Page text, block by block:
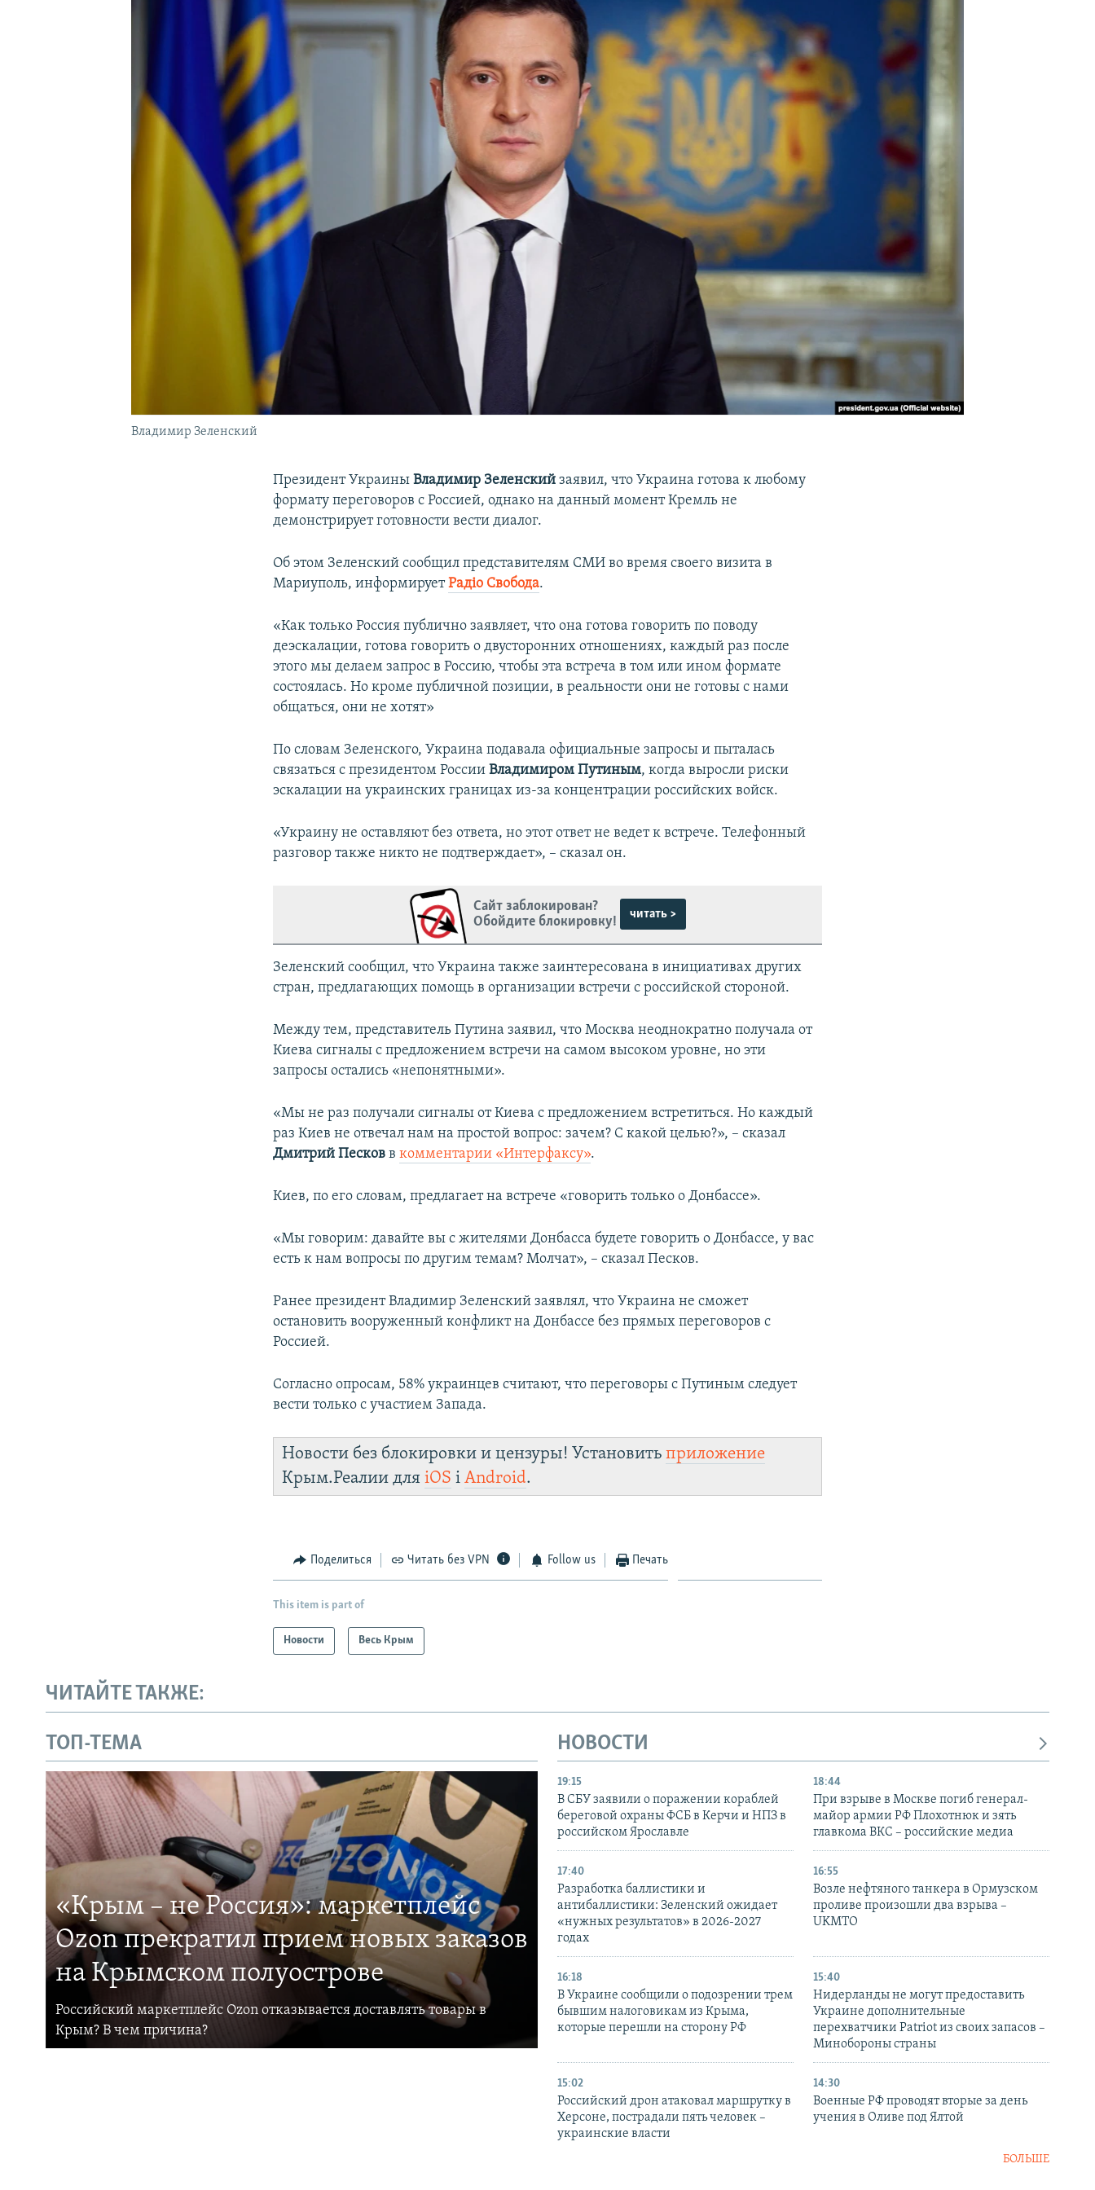
УКРАИНСКАЯ ПРОБЛЕМА КРЫМА
Владимир Зеленский
Президент УкраиныВладимир Зеленский заявил, что Украина готова к любому
формату переговоров с Россией, однако на данный момент Кремль не
демонстрирует готовности вести диалог.
Об этом Зеленский сообщил представителям СМИ во время своего визита в
Мариуполь, информируетРадіо Свобода.
«Как только Россия публично заявляет, что она готова говорить по поводу
деэскалации, готова говорить о двусторонних отношениях, каждый раз после
этого мы делаем запрос в Россию, чтобы эта встреча в том или ином формате
состоялась. Но кроме публичной позиции, в реальности они не готовы с нами
общаться, они не хотят»
По словам Зеленского, Украина подавала официальные запросы и пыталась
связаться с президентом РоссииВладимиром Путиным, когда выросли риски
эскалации на украинских границах из-за концентрации российских войск.
«Украину не оставляют без ответа, но этот ответ не ведет к встрече. Телефонный
разговор также никто не подтверждает», – сказал он.
Сайт заблокирован?
Обойдите блокировку!
читать >
Зеленский сообщил, что Украина также заинтересована в инициативах других
стран, предлагающих помощь в организации встречи с российской стороной.
Между тем, представитель Путина заявил, что Москва неоднократно получала от
Киева сигналы с предложением встречи на самом высоком уровне, но эти
запросы остались «непонятными».
«Мы не раз получали сигналы от Киева с предложением встретиться. Но каждый
раз Киев не отвечал нам на простой вопрос: зачем? С какой целью?», – сказал
Дмитрий Песковвкомментарии «Интерфаксу».
Киев, по его словам, предлагает на встрече «говорить только о Донбассе».
«Мы говорим: давайте вы с жителями Донбасса будете говорить о Донбассе, у вас
есть к нам вопросы по другим темам? Молчат», – сказал Песков.
Ранее президент Владимир Зеленский заявлял, что Украина не сможет
остановить вооруженный конфликт на Донбассе без прямых переговоров с
Россией.
Согласно опросам, 58% украинцев считают, что переговоры с Путиным следует
вести только с участием Запада.
Новости без блокировки и цензуры! Установитьприложение
Крым.Реалии дляiOS іAndroid.
Поделиться Читать без VPN Follow us Печать
This item is part of
Новости Весь Крым
ЧИТАЙТЕ ТАКЖЕ:
ТОП-ТЕМА
«Крым – не Россия»: маркетплейс
Ozon прекратил прием новых заказов
на Крымском полуострове
Российский маркетплейс Ozon отказывается доставлять товары в
Крым? В чем причина?
НОВОСТИ
19:15
В СБУ заявили о поражении кораблей
береговой охраны ФСБ в Керчи и НПЗ в
российском Ярославле
18:44
При взрыве в Москве погиб генерал-
майор армии РФ Плохотнюк и зять
главкома ВКС – российские медиа
17:40
Разработка баллистики и
антибаллистики: Зеленский ожидает
«нужных результатов» в 2026-2027
годах
16:55
Возле нефтяного танкера в Ормузском
проливе произошли два взрыва –
UKMTO
16:18
В Украине сообщили о подозрении трем
бывшим налоговикам из Крыма,
которые перешли на сторону РФ
15:40
Нидерланды не могут предоставить
Украине дополнительные
перехватчики Patriot из своих запасов –
Минобороны страны
15:02
Российский дрон атаковал маршрутку в
Херсоне, пострадали пять человек –
украинские власти
14:30
Военные РФ проводят вторые за день
учения в Оливе под Ялтой
БОЛЬШЕ